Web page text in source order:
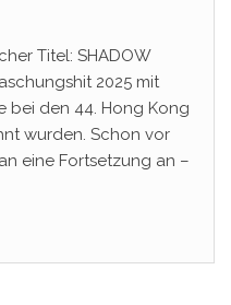
Titel: SHADOW
2025 mit
bei den 44. Hong Kong
wurden. Schon vor
eine Fortsetzung an –